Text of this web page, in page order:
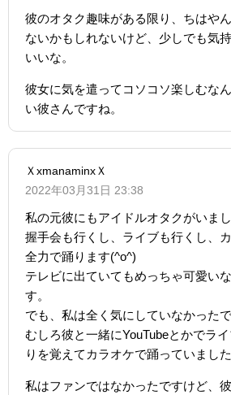
彼のオタク趣味がある限り、ちはや
ないかもしれないけど、少しでも気
いいな。
彼女に気を遣ってコソコソ楽しむな
い彼さんですね。
ＸxmanaminxＸ
2022年03月31日 23:38
私の元彼にもアイドルオタクがいまし
握手会も行くし、ライブも行くし、
全力で踊ります(^o^)
テレビに出ていてもめっちゃ可愛い
す。
でも、私は全く気にしていなかった
むしろ彼と一緒にYouTubeとかでラ
りを覚えてカラオケで踊っていました
私はファンではなかったですけど、